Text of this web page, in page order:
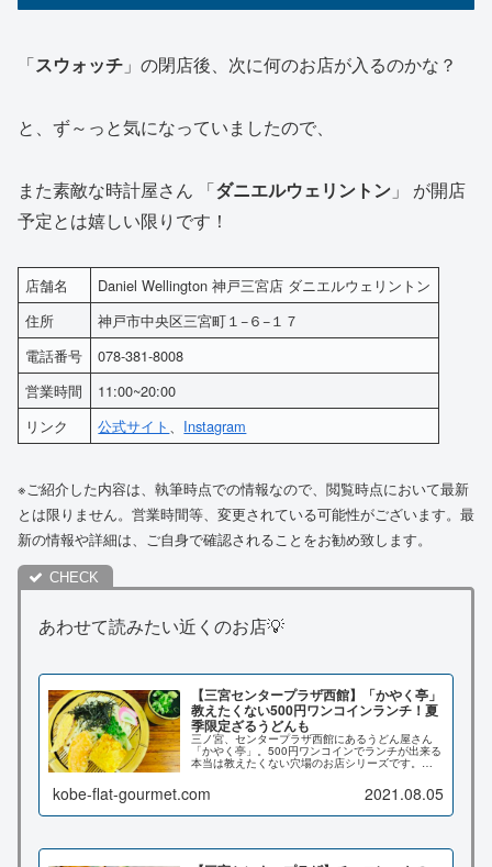
「スウォッチ 」の閉店後、次に何のお店が入るのかな？
と、ず～っと気になっていましたので、
また素敵な時計屋さん 「ダニエルウェリントン 」 が開店
予定とは嬉しい限りです！
店舗名
Daniel Wellington 神戸三宮店 ダニエルウェリントン
住所
神戸市中央区三宮町１−６−１７
電話番号
078-381-8008
営業時間
11:00~20:00
リンク
公式サイト 、 Instagram
※ご紹介した内容は、執筆時点での情報なので、閲覧時点において最新
とは限りません。営業時間等、変更されている可能性がございます。最
新の情報や詳細は、ご自身で確認されることをお勧め致します。
あわせて読みたい近くのお店💡
【三宮センタープラザ西館】「かやく亭」
教えたくない500円ワンコインランチ！夏
季限定ざるうどんも
三ノ宮、センタープラザ西館にあるうどん屋さん
「かやく亭」。500円ワンコインでランチが出来る
本当は教えたくない穴場のお店シリーズです。夏
記事ではメニューや実際に食べてみた感想など詳
しくご紹介いたします♪
kobe-flat-gourmet.com 2021.08.05